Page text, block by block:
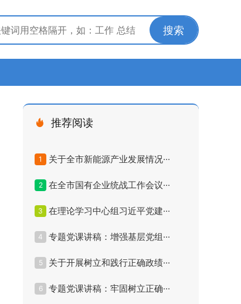
搜索
推荐阅读
1 关于全市新能源产业发展情况···
2 在全市国有企业统战工作会议···
3 在理论学习中心组习近平党建···
4 专题党课讲稿：增强基层党组···
5 关于开展树立和践行正确政绩···
6 专题党课讲稿：牢固树立正确···